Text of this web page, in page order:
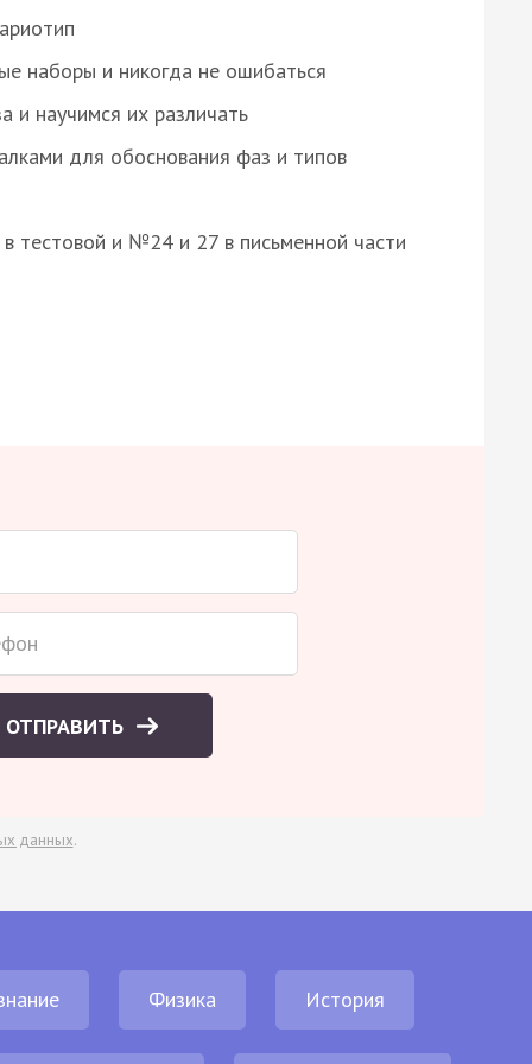
наборы и никогда не ошибаться
и научимся их различать
для обоснования фаз и типов
тестовой и №24 и 27 в письменной части
ОТПРАВИТЬ
данных.
Физика История